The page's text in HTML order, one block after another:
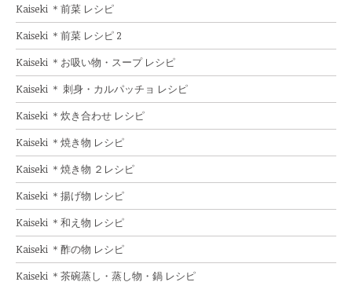
Kaiseki ＊前菜 レシピ
Kaiseki ＊前菜 レシピ 2
Kaiseki ＊お吸い物・スープ レシピ
Kaiseki ＊ 刺身・カルパッチョ レシピ
Kaiseki ＊炊き合わせ レシピ
Kaiseki ＊焼き物 レシピ
Kaiseki ＊焼き物 ２レシピ
Kaiseki ＊揚げ物 レシピ
Kaiseki ＊和え物 レシピ
Kaiseki ＊酢の物 レシピ
Kaiseki ＊茶碗蒸し・蒸し物・鍋 レシピ